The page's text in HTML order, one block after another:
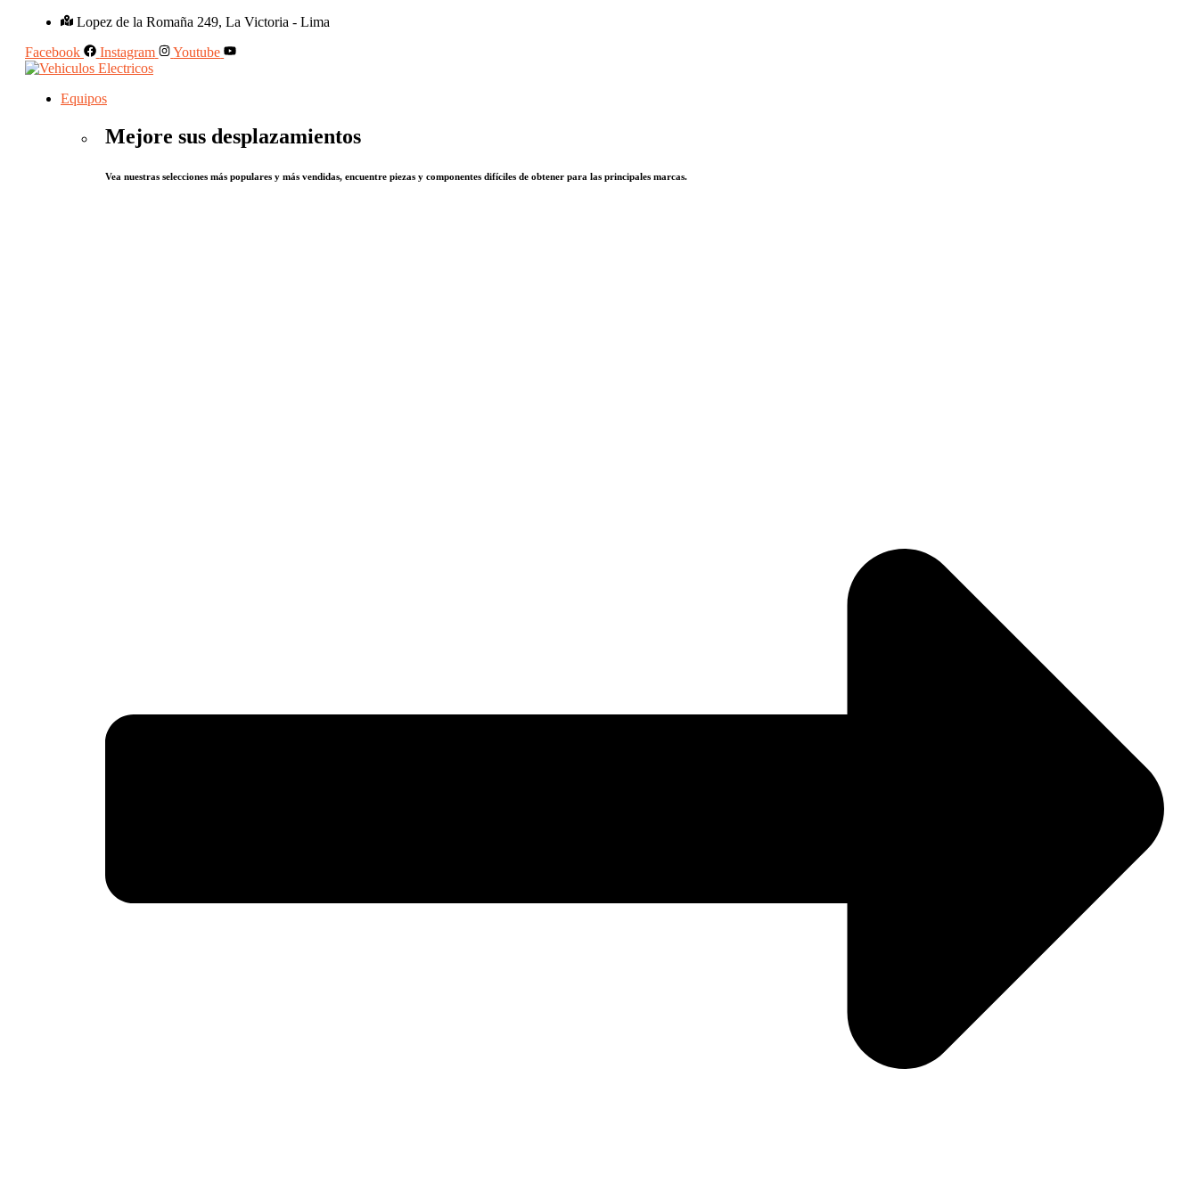
Lopez de la Romaña 249, La Victoria - Lima
Facebook
Instagram Youtube
Equipos
Mejore sus desplazamientos
Vea nuestras selecciones más populares y más vendidas, encuentre piezas y componentes difíciles de obtener para las principales marcas.